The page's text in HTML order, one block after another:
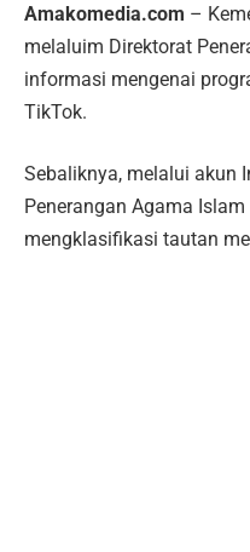
Amakomedia.com –
melaluim Direktorat
informasi mengenai
TikTok.
Sebaliknya, melalui akun
Penerangan Agama
mengklasifikasi tautan